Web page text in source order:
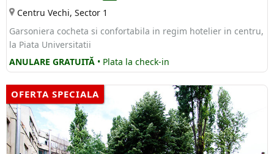
Centru Vechi, Sector 1
Garsoniera cocheta si confortabila in regim hotelier in centru,
la Piata Universitatii
ANULARE GRATUITĂ • Plata la check-in
OFERTA SPECIALA